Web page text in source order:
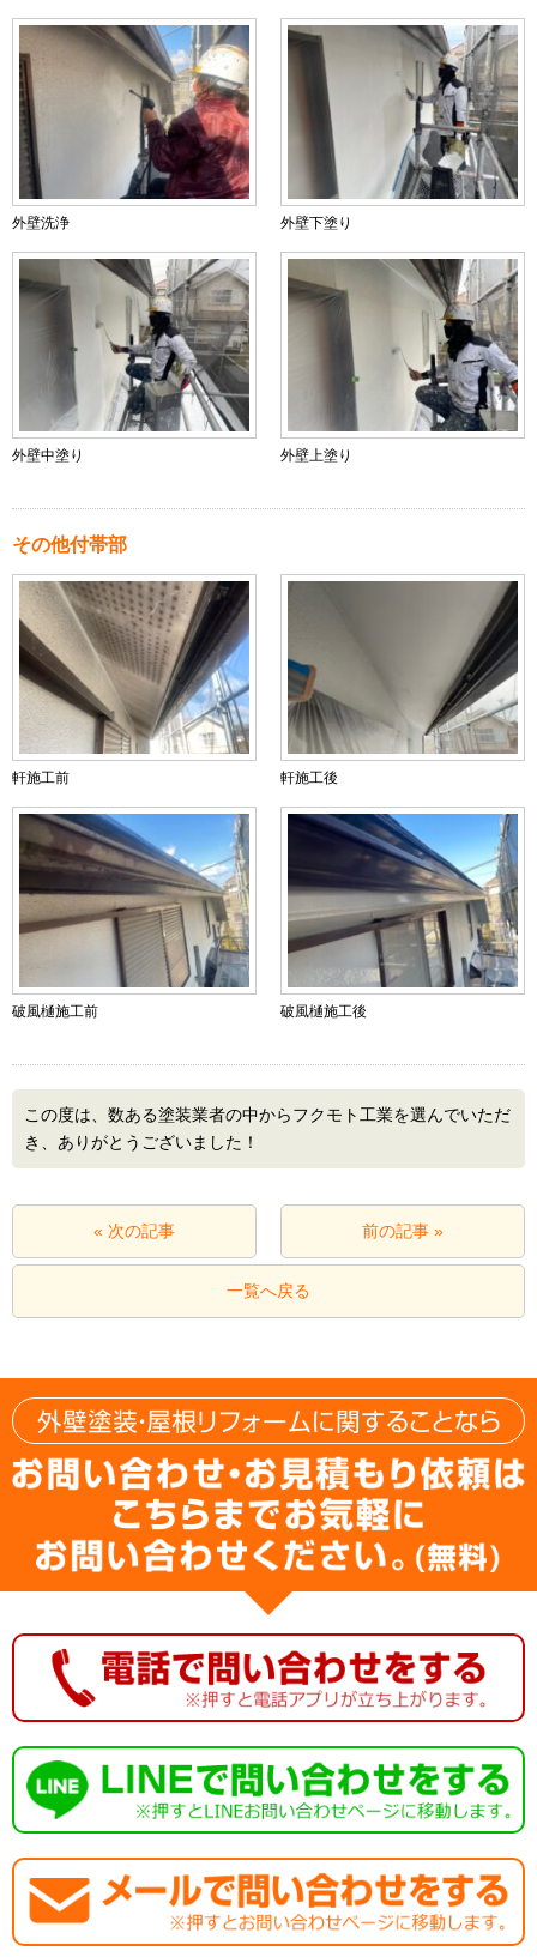
外壁洗浄 外壁下塗り
外壁中塗り 外壁上塗り
その他付帯部
軒施工前 軒施工後
破風樋施工前 破風樋施工後
この度は、数ある塗装業者の中からフクモト工業を選んでいただ
き、ありがとうございました！
« 次の記事 前の記事 »
一覧へ戻る